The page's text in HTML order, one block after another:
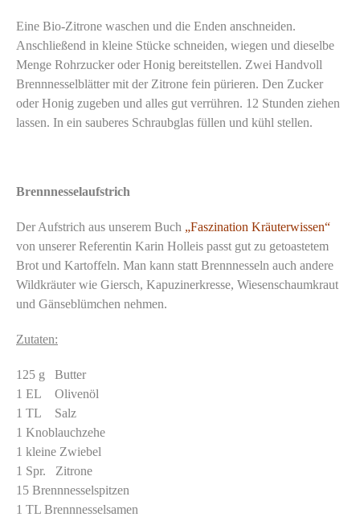
Eine Bio-Zitrone waschen und die Enden anschneiden.
Anschließend in kleine Stücke schneiden, wiegen und dieselbe
Menge Rohrzucker oder Honig bereitstellen. Zwei Handvoll
Brennnesselblätter mit der Zitrone fein pürieren. Den Zucker
oder Honig zugeben und alles gut verrühren. 12 Stunden ziehen
lassen. In ein sauberes Schraubglas füllen und kühl stellen.
Brennnesselaufstrich
Der Aufstrich aus unserem Buch „Faszination Kräuterwissen“
von unserer Referentin Karin Holleis passt gut zu getoastetem
Brot und Kartoffeln. Man kann statt Brennnesseln auch andere
Wildkräuter wie Giersch, Kapuzinerkresse, Wiesenschaumkraut
und Gänseblümchen nehmen.
Zutaten:
125 g Butter
1 EL Olivenöl
1 TL Salz
1 Knoblauchzehe
1 kleine Zwiebel
1 Spr. Zitrone
15 Brennnesselspitzen
1 TL Brennnesselsamen